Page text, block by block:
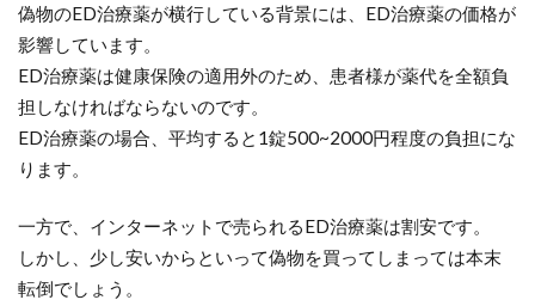
偽物のED治療薬が横行している背景には、ED治療薬の価格が
影響しています。
ED治療薬は健康保険の適用外のため、患者様が薬代を全額負
担しなければならないのです。
ED治療薬の場合、平均すると1錠500~2000円程度の負担にな
ります。
一方で、インターネットで売られるED治療薬は割安です。
しかし、少し安いからといって偽物を買ってしまっては本末
転倒でしょう。